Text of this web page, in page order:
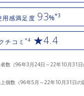
用感満足度 93%*3
チコミ*4 ★4.4
数（96年3月24日～22年10月31
個数（96年5月～22年10月31日の